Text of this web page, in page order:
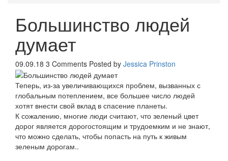
Большинство людей
думает
09.09.18 3 Comments Posted by Jessica Prinston
Теперь, из-за увеличивающихся проблем, вызванных с
глобальным потеплением, все большее число людей
хотят внести свой вклад в спасение планеты.
К сожалению, многие люди считают, что зеленый цвет
дорог является дорогостоящим и трудоемким и не знают,
что можно сделать, чтобы попасть на путь к живым
зеленым дорогам..